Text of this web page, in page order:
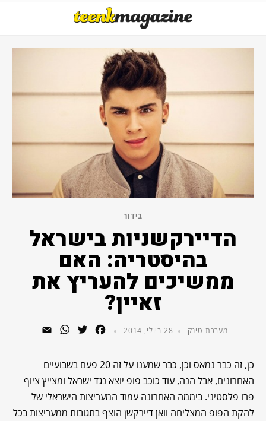
בידור
הדיירקשניות בישראל
בהיסטריה: האם
ממשיכים להעריץ את
זאיין?
מערכת טינק 28 ביולי, 2014 Facebook
Twitter
WhatsApp
כן, זה כבר נמאס וכן, כבר שמענו על זה 20 פעם בשבועיים
האחרונים, אבל הנה, עוד כוכב פופ יוצא נגד ישראל ומצייץ ציוף
פרו פלסטיני. ביממה האחרונה עמוד המעריצות הישראלי של
להקת הפופ המצליחה וואן דיירקשן הוצף בתגובות ממעריצות בכל